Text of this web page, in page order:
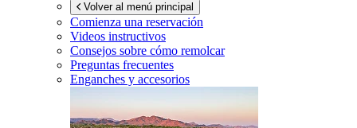
Volver al menú principal
Comienza una reservación
Videos instructivos
Consejos sobre cómo remolcar
Preguntas frecuentes
Enganches y accesorios